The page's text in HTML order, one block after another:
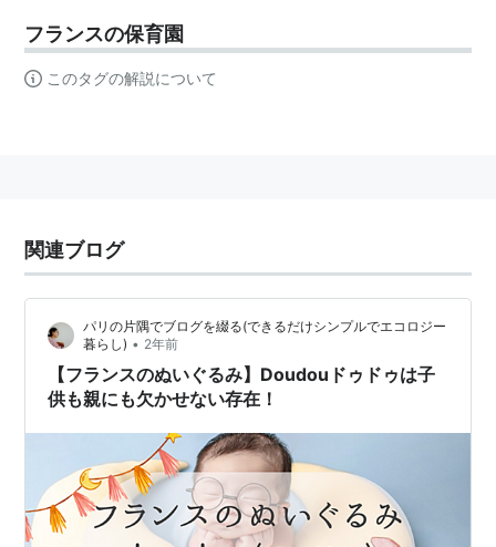
フランスの保育園
このタグの解説について
関連ブログ
パリの片隅でブログを綴る(できるだけシンプルでエコロジー
暮らし) • 2年前
【フランスのぬいぐるみ】Doudouドゥドゥは子
供も親にも欠かせない存在！